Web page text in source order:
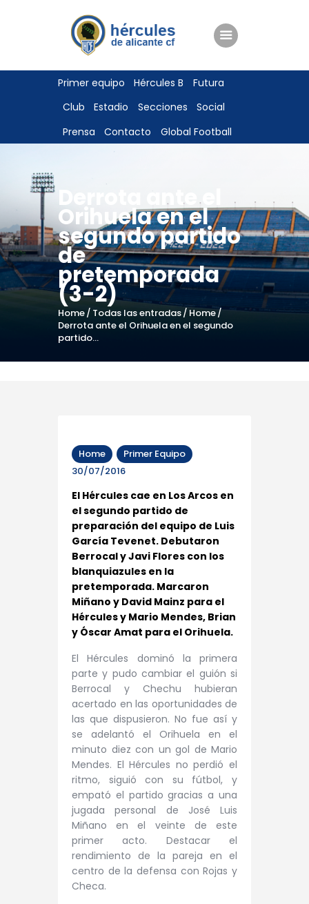
Primer equipo Hércules B
Futura
Club
Estadio Secciones
Social
Prensa
Contacto Global Football
Derrota ante el
Orihuela en el
segundo partido
de
pretemporada
(3-2)
Home Todas las entradas
Home
Derrota ante el Orihuela en el segundo
partido...
ENTRADAS
TIENDA
HÉRCULESCF100
Home
Primer Equipo
30/07/2016
El Hércules cae en Los Arcos en
el segundo partido de
preparación del equipo de Luis
García Tevenet. Debutaron
Berrocal y Javi Flores con los
blanquiazules en la
pretemporada. Marcaron
Miñano y David Mainz para el
Hércules y Mario Mendes, Brian
y Óscar Amat para el Orihuela.
El Hércules dominó la primera
parte y pudo cambiar el guión si
Berrocal y Chechu hubieran
acertado en las oportunidades de
las que dispusieron. No fue así y
se adelantó el Orihuela en el
minuto diez con un gol de Mario
Mendes. El Hércules no perdió el
ritmo, siguió con su fútbol, y
empató el partido gracias a una
jugada personal de José Luis
Miñano en el veinte de este
primer acto. Destacar el
rendimiento de la pareja en el
centro de la defensa con Rojas y
Checa.